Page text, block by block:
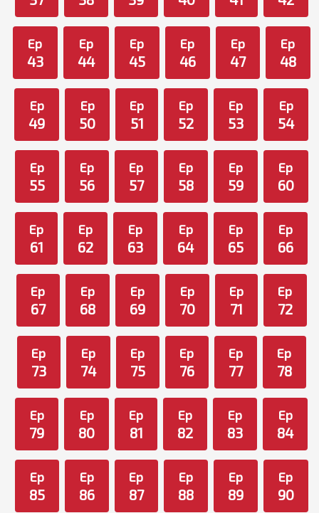
Ep
43
Ep
44
Ep
45
Ep
46
Ep
47
Ep
48
Ep
49
Ep
50
Ep
51
Ep
52
Ep
53
Ep
54
Ep
55
Ep
56
Ep
57
Ep
58
Ep
59
Ep
60
Ep
61
Ep
62
Ep
63
Ep
64
Ep
65
Ep
66
Ep
67
Ep
68
Ep
69
Ep
70
Ep
71
Ep
72
Ep
73
Ep
74
Ep
75
Ep
76
Ep
77
Ep
78
Ep
79
Ep
80
Ep
81
Ep
82
Ep
83
Ep
84
Ep
85
Ep
86
Ep
87
Ep
88
Ep
89
Ep
90